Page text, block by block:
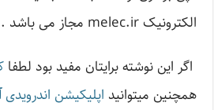
الکترونیک melec.ir مجاز می باشد .
اگر این نوشته‌ برایتان مفید بود لطفا
همچنین میتوانید اپلیکیشن اندرویدی